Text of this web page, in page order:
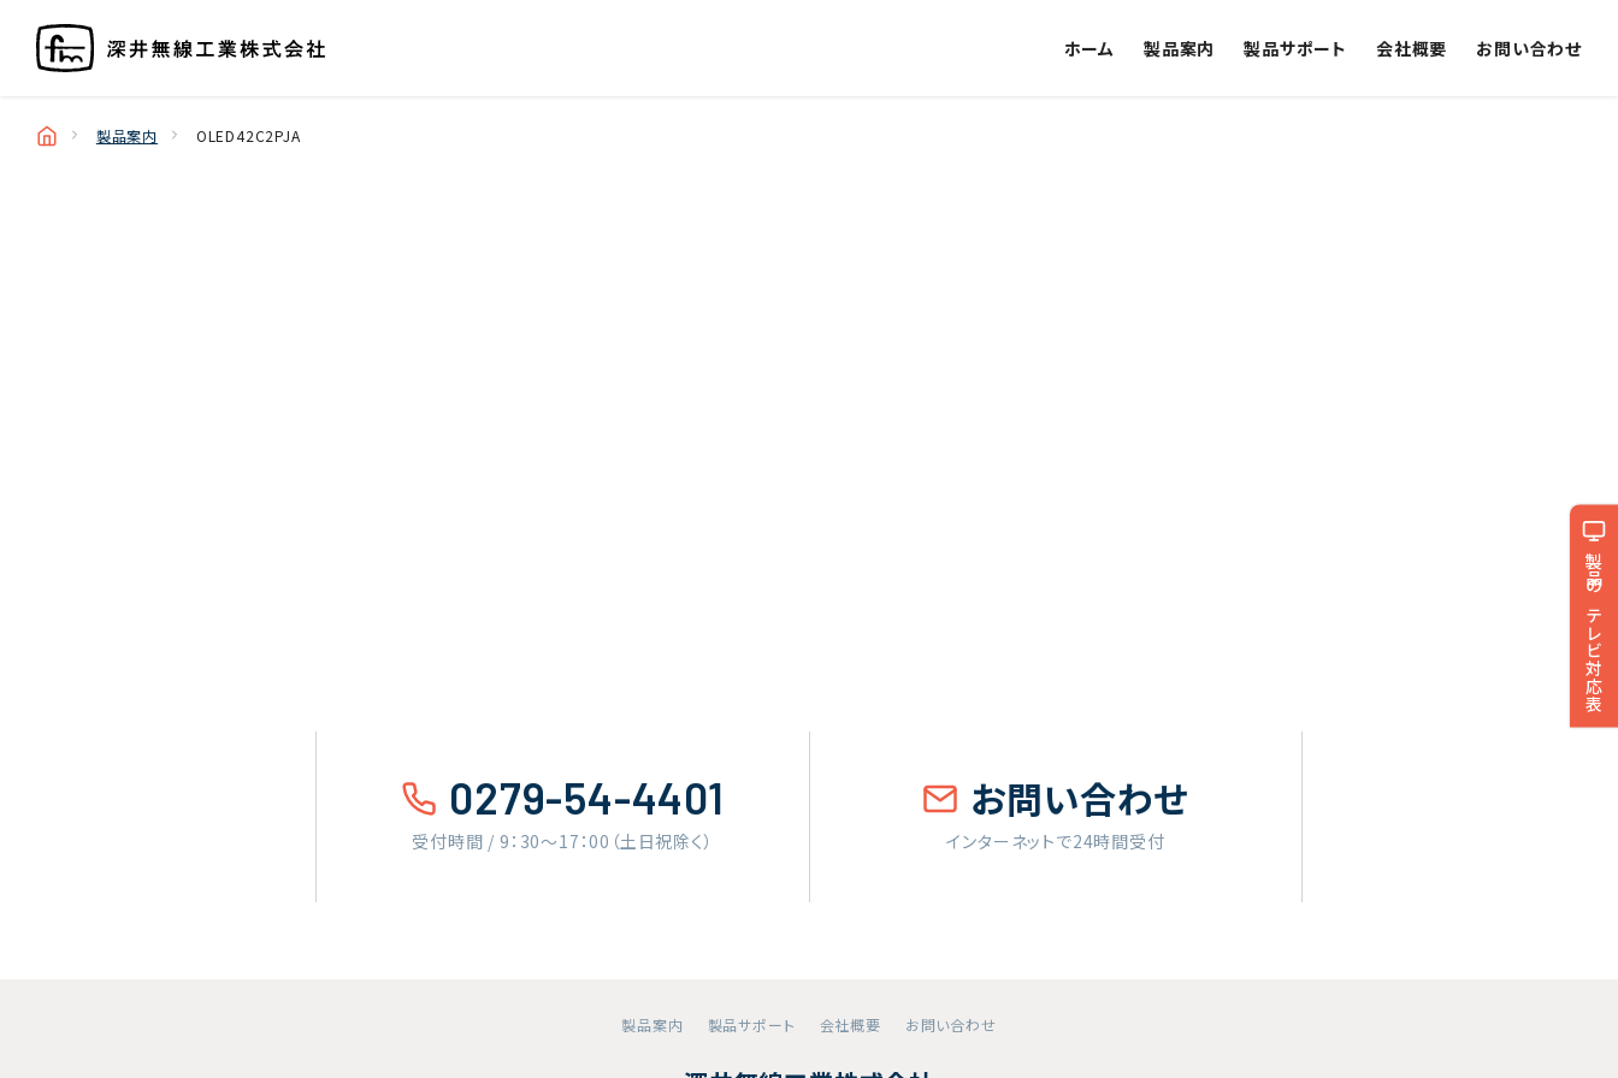
製品のテレビ対応表
ホーム 製品案内 製品サポート 会社概要 お問い合わせ
製品案内 OLED42C2PJA
0279-54-4401
受付時間 / 9：30〜17：00（土日祝除く）
お問い合わせ
インターネットで24時間受付
製品案内 製品サポート 会社概要 お問い合わせ